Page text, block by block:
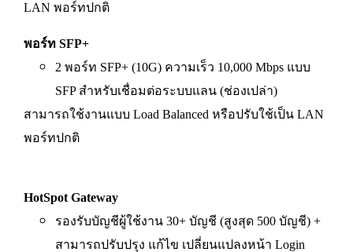
LAN พอร์ทปกติ
พอร์ท SFP+
2 พอร์ท SFP+ (10G) ความเร็ว 10,000 Mbps แบบ
SFP สำหรับเชื่อมต่อระบบแลน (ช่องเปล่า)
สามารถใช้งานแบบ Load Balanced หรือปรับใช้เป็น LAN
พอร์ทปกติ
HotSpot Gateway
รองรับบัญชีผู้ใช้งาน 30+ บัญชี (สูงสุด 500 บัญชี) +
สามารถปรับปรุง แก้ไข เปลี่ยนแปลงหน้า Login